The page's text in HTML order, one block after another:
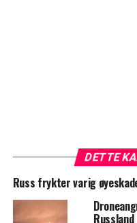
DETTE
Russ frykter varig
Russland